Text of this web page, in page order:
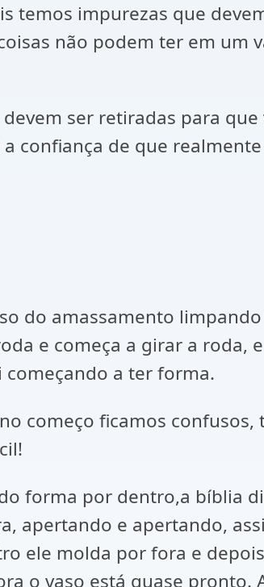
temos impurezas que
não podem ter em um
ser retiradas para que
confiança de que
do amassamento
e começa a girar a roda,
a ter forma.
começo ficamos confusos,
forma por dentro,a bíblia
apertando e apertando,
ele molda por fora e
o vaso está quase pronto.